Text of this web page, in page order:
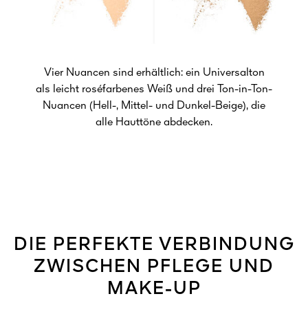
Vier Nuancen sind erhältlich: ein Universalton
als leicht roséfarbenes Weiß und drei Ton-in-Ton-
Nuancen (Hell-, Mittel- und Dunkel-Beige), die
alle Hauttöne abdecken.
DIE PERFEKTE VERBINDUNG
ZWISCHEN PFLEGE UND
MAKE-UP